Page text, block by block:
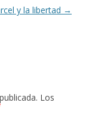
y la libertad →
Los